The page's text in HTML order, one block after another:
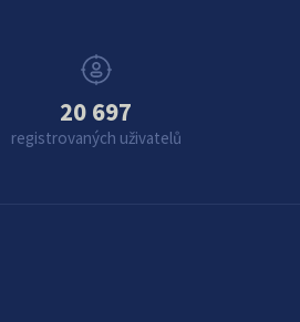
20 697
registrovaných uživatelů